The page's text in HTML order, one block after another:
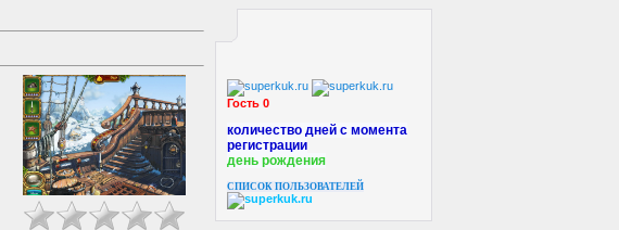
Гость 0
количество дней с момента
регистрации
день рождения
СПИСОК ПОЛЬЗОВАТЕЛЕЙ